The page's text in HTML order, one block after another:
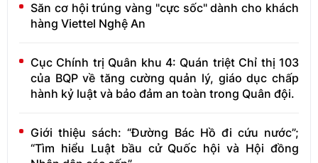
Săn cơ hội trúng vàng "cực sốc" dành cho khách
hàng Viettel Nghệ An
Cục Chính trị Quân khu 4: Quán triệt Chỉ thị 103
của BQP về tăng cường quản lý, giáo dục chấp
hành kỷ luật và bảo đảm an toàn trong Quân đội.
Giới thiệu sách: “Đường Bác Hồ đi cứu nước”;
“Tìm hiểu Luật bầu cử Quốc hội và Hội đồng